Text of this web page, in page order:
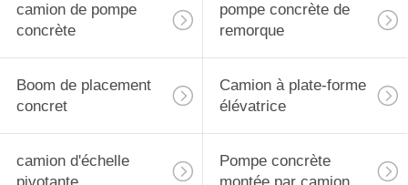
camion de pompe
concrète
pompe concrète de
remorque
Boom de placement
concret
Camion à plate-forme
élévatrice
camion d'échelle
Pompe concrète